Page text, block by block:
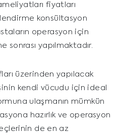
fiyatları
konsültasyon
operasyon için
yapılmaktadır.
üzerinden yapılacak
kendi vücudu için ideal
ulaşmanın mümkün
hazırlık ve operasyon
de en az